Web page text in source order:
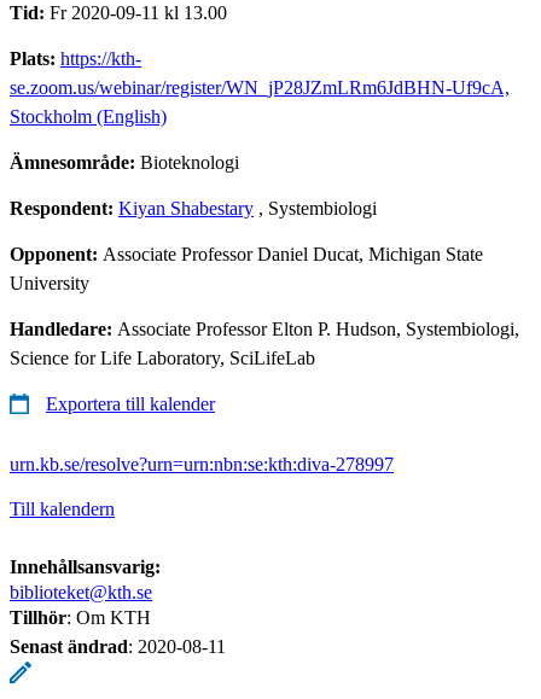
Tid: Fr 2020-09-11 kl 13.00
Plats: https://kth-
se.zoom.us/webinar/register/WN_jP28JZmLRm6JdBHN-Uf9cA,
Stockholm (English)
Ämnesområde: Bioteknologi
Respondent: Kiyan Shabestary , Systembiologi
Opponent: Associate Professor Daniel Ducat, Michigan State
University
Handledare: Associate Professor Elton P. Hudson, Systembiologi,
Science for Life Laboratory, SciLifeLab
Exportera till kalender
urn.kb.se/resolve?urn=urn:nbn:se:kth:diva-278997
Till kalendern
Innehållsansvarig:
biblioteket@kth.se
Tillhör: Om KTH
Senast ändrad: 2020-08-11